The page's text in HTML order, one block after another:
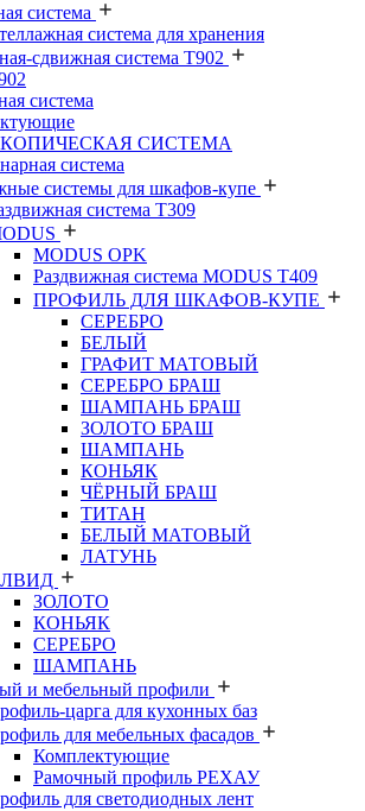
система
система для хранения
сдвижная система Т902
система
СИСТЕМА
система
системы для шкафов-купе
система Т309
MODUS OPK
Раздвижная система MODUS T409
ПРОФИЛЬ ДЛЯ ШКАФОВ-КУПЕ
СЕРЕБРО
БЕЛЫЙ
ГРАФИТ МАТОВЫЙ
СЕРЕБРО БРАШ
ШАМПАНЬ БРАШ
ЗОЛОТО БРАШ
ШАМПАНЬ
КОНЬЯК
ЧЁРНЫЙ БРАШ
ТИТАН
БЕЛЫЙ МАТОВЫЙ
ЛАТУНЬ
ЗОЛОТО
КОНЬЯК
СЕРЕБРО
ШАМПАНЬ
и мебельный профили
царга для кухонных баз
для мебельных фасадов
Комплектующие
Рамочный профиль РЕХАУ
для светодиодных лент